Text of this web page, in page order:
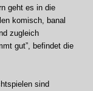
geht es in die
komisch, banal
zugleich
gut”, befindet die
sind